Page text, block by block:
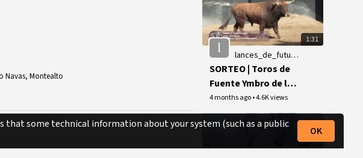
Navas Montealto
toros día de la
Región en Lorca
1:31
l lances_de_futuro_sevilla
SORTEO | Toros de
Fuente Ymbro de la
tercera de abono
4 months ago•4.6K views
that some technical information about your system (such as a public
OK